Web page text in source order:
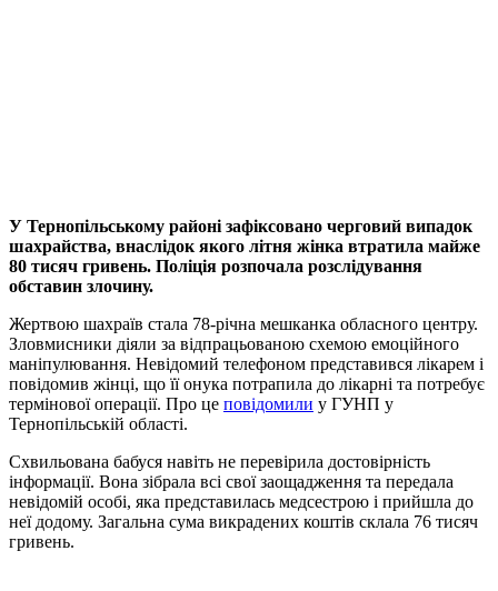
У Тернопільському районі зафіксовано черговий випадок
шахрайства, внаслідок якого літня жінка втратила майже
80 тисяч гривень. Поліція розпочала розслідування
обставин злочину.
Жертвою шахраїв стала 78-річна мешканка обласного центру.
Зловмисники діяли за відпрацьованою схемою емоційного
маніпулювання. Невідомий телефоном представився лікарем і
повідомив жінці, що її онука потрапила до лікарні та потребує
термінової операції. Про це повідомили у ГУНП у
Тернопільській області.
Схвильована бабуся навіть не перевірила достовірність
інформації. Вона зібрала всі свої заощадження та передала
невідомій особі, яка представилась медсестрою і прийшла до
неї додому. Загальна сума викрадених коштів склала 76 тисяч
гривень.